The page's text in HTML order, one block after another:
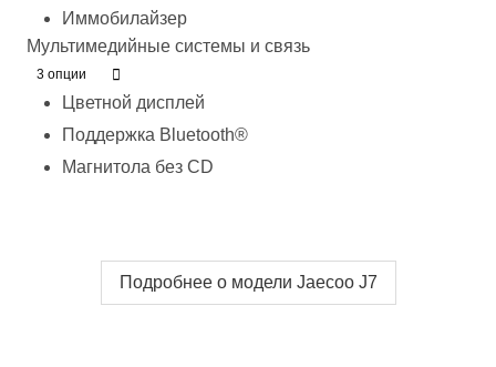
Иммобилайзер
Мультимедийные системы и связь
3 опции
Цветной дисплей
Поддержка Bluetooth®
Магнитола без CD
Подробнее о модели Jaecoo J7